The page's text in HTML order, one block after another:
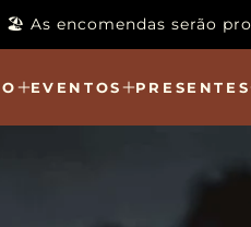
🏖️ As encomendas serão
EVENTOS PRESENTES